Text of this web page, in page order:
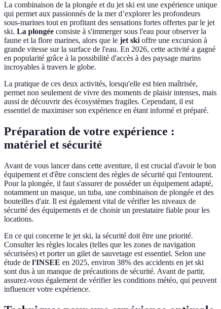
La combinaison de la plongée et du jet ski est une expérience unique
qui permet aux passionnés de la mer d’explorer les profondeurs
sous-marines tout en profitant des sensations fortes offertes par le jet
ski. La plongée consiste à s'immerger sous l'eau pour observer la
faune et la flore marines, alors que le jet skioffre une excursion à
grande vitesse sur la surface de l'eau. En 2026, cette activité a gagné
en popularité grâce à la possibilité d'accès à des paysage marins
incroyables à travers le globe.
La pratique de ces deux activités, lorsqu'elle est bien maîtrisée,
permet non seulement de vivre des moments de plaisir intenses, mais
aussi de découvrir des écosystèmes fragiles. Cependant, il est
essentiel de maximiser son expérience en étant informé et préparé.
Préparation de votre expérience :
matériel et sécurité
Avant de vous lancer dans cette aventure, il est crucial d'avoir le bon
équipement et d'être conscient des règles de sécurité qui l'entourent.
Pour la plongée, il faut s'assurer de posséder un équipement adapté,
notamment un masque, un tuba, une combinaison de plongée et des
bouteilles d'air. Il est également vital de vérifier les niveaux de
sécurité des équipements et de choisir un prestataire fiable pour les
locations.
En ce qui concerne le jet ski, la sécurité doit être une priorité.
Consulter les règles locales (telles que les zones de navigation
sécurisées) et porter un gilet de sauvetage est essentiel. Selon une
étude de l'INSEE en 2025, environ 38% des accidents en jet ski
sont dus à un manque de précautions de sécurité. Avant de partir,
assurez-vous également de vérifier les conditions météo, qui peuvent
influencer votre expérience.